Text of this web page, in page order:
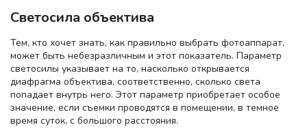
Светосила объектива
Тем, кто хочет знать, как правильно выбрать фотоаппарат,
может быть небезразличным и этот показатель. Параметр
светосилы указывает на то, насколько открывается
диафрагма объектива, соответственно, сколько света
попадает внутрь него. Этот параметр приобретает особое
значение, если съемки проводятся в помещении, в темное
время суток, с большого расстояния.